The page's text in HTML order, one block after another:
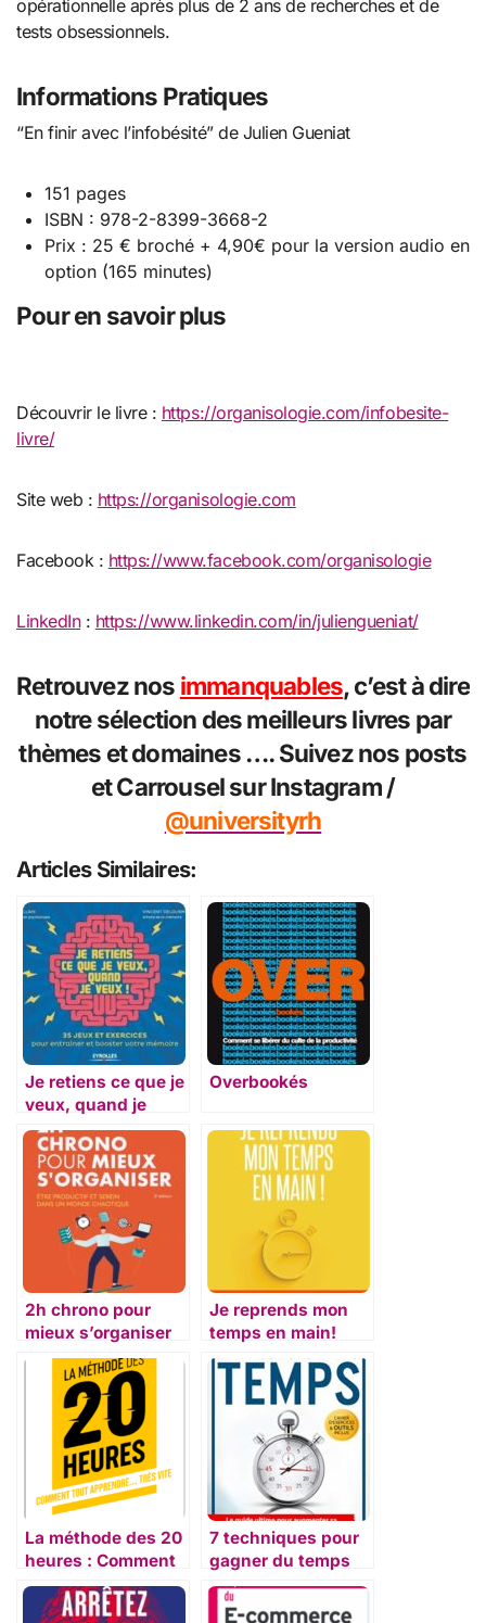
opérationnelle après plus de 2 ans de recherches et de
tests obsessionnels.
Informations Pratiques
“En finir avec l’infobésité” de Julien Gueniat
151 pages
ISBN : 978-2-8399-3668-2
Prix : 25 € broché + 4,90€ pour la version audio en
option (165 minutes)
Pour en savoir plus
Découvrir le livre : https://organisologie.com/infobesite-
livre/
Site web : https://organisologie.com
Facebook : https://www.facebook.com/organisologie
LinkedIn: https://www.linkedin.com/in/juliengueniat/
Retrouvez nos immanquables, c’est à dire
notre sélection des meilleurs livres par
thèmes et domaines …. Suivez nos posts
et Carrousel sur Instagram /
@universityrh
Articles Similaires:
Je retiens ce que je
veux, quand je
veux ! – mémoire
Overbookés
2h chrono pour
mieux s’organiser
Je reprends mon
temps en main!
La méthode des 20
heures : Comment
tout apprendre…
très vite
7 techniques pour
gagner du temps